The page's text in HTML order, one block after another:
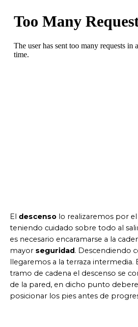
El descenso lo realizaremos por
teniendo cuidado sobre todo al
es necesario encaramarse a la
mayor seguridad . Descendiendo
llegaremos a la terraza intermedia.
tramo de cadena el descenso se
de la pared, en dicho punto
posicionar los pies antes de